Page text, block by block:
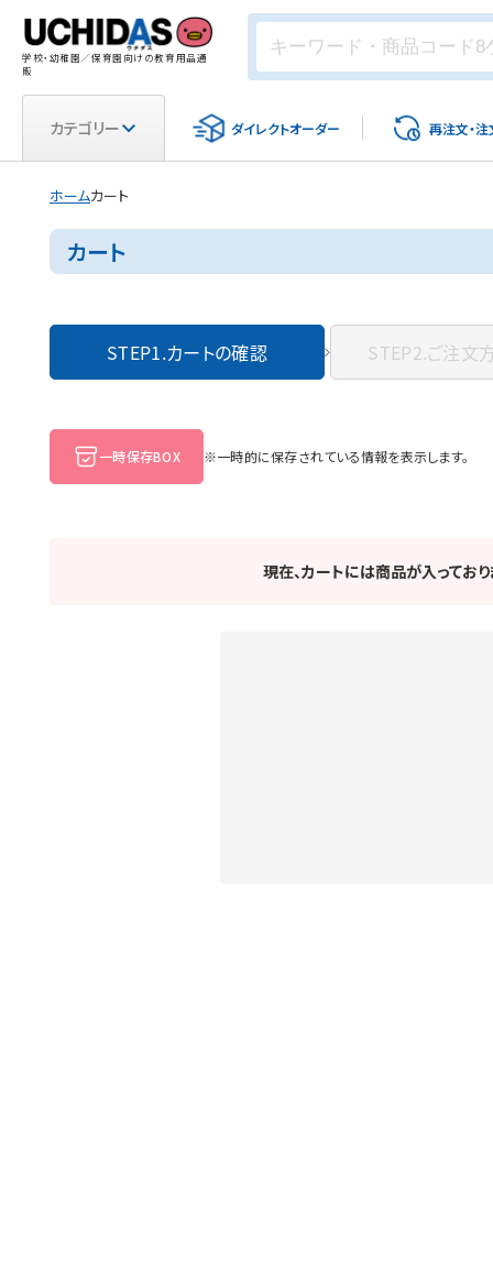
学校・幼稚園／保育園向けの教育用品通
販
カテゴリー ダイレクトオーダー 再注文・注
ホームカート
カート
STEP1.カートの確認 STEP2.ご注文
一時保存BOX ※一時的に保存されている情報を表示します。
現在、カートには商品が入ってお